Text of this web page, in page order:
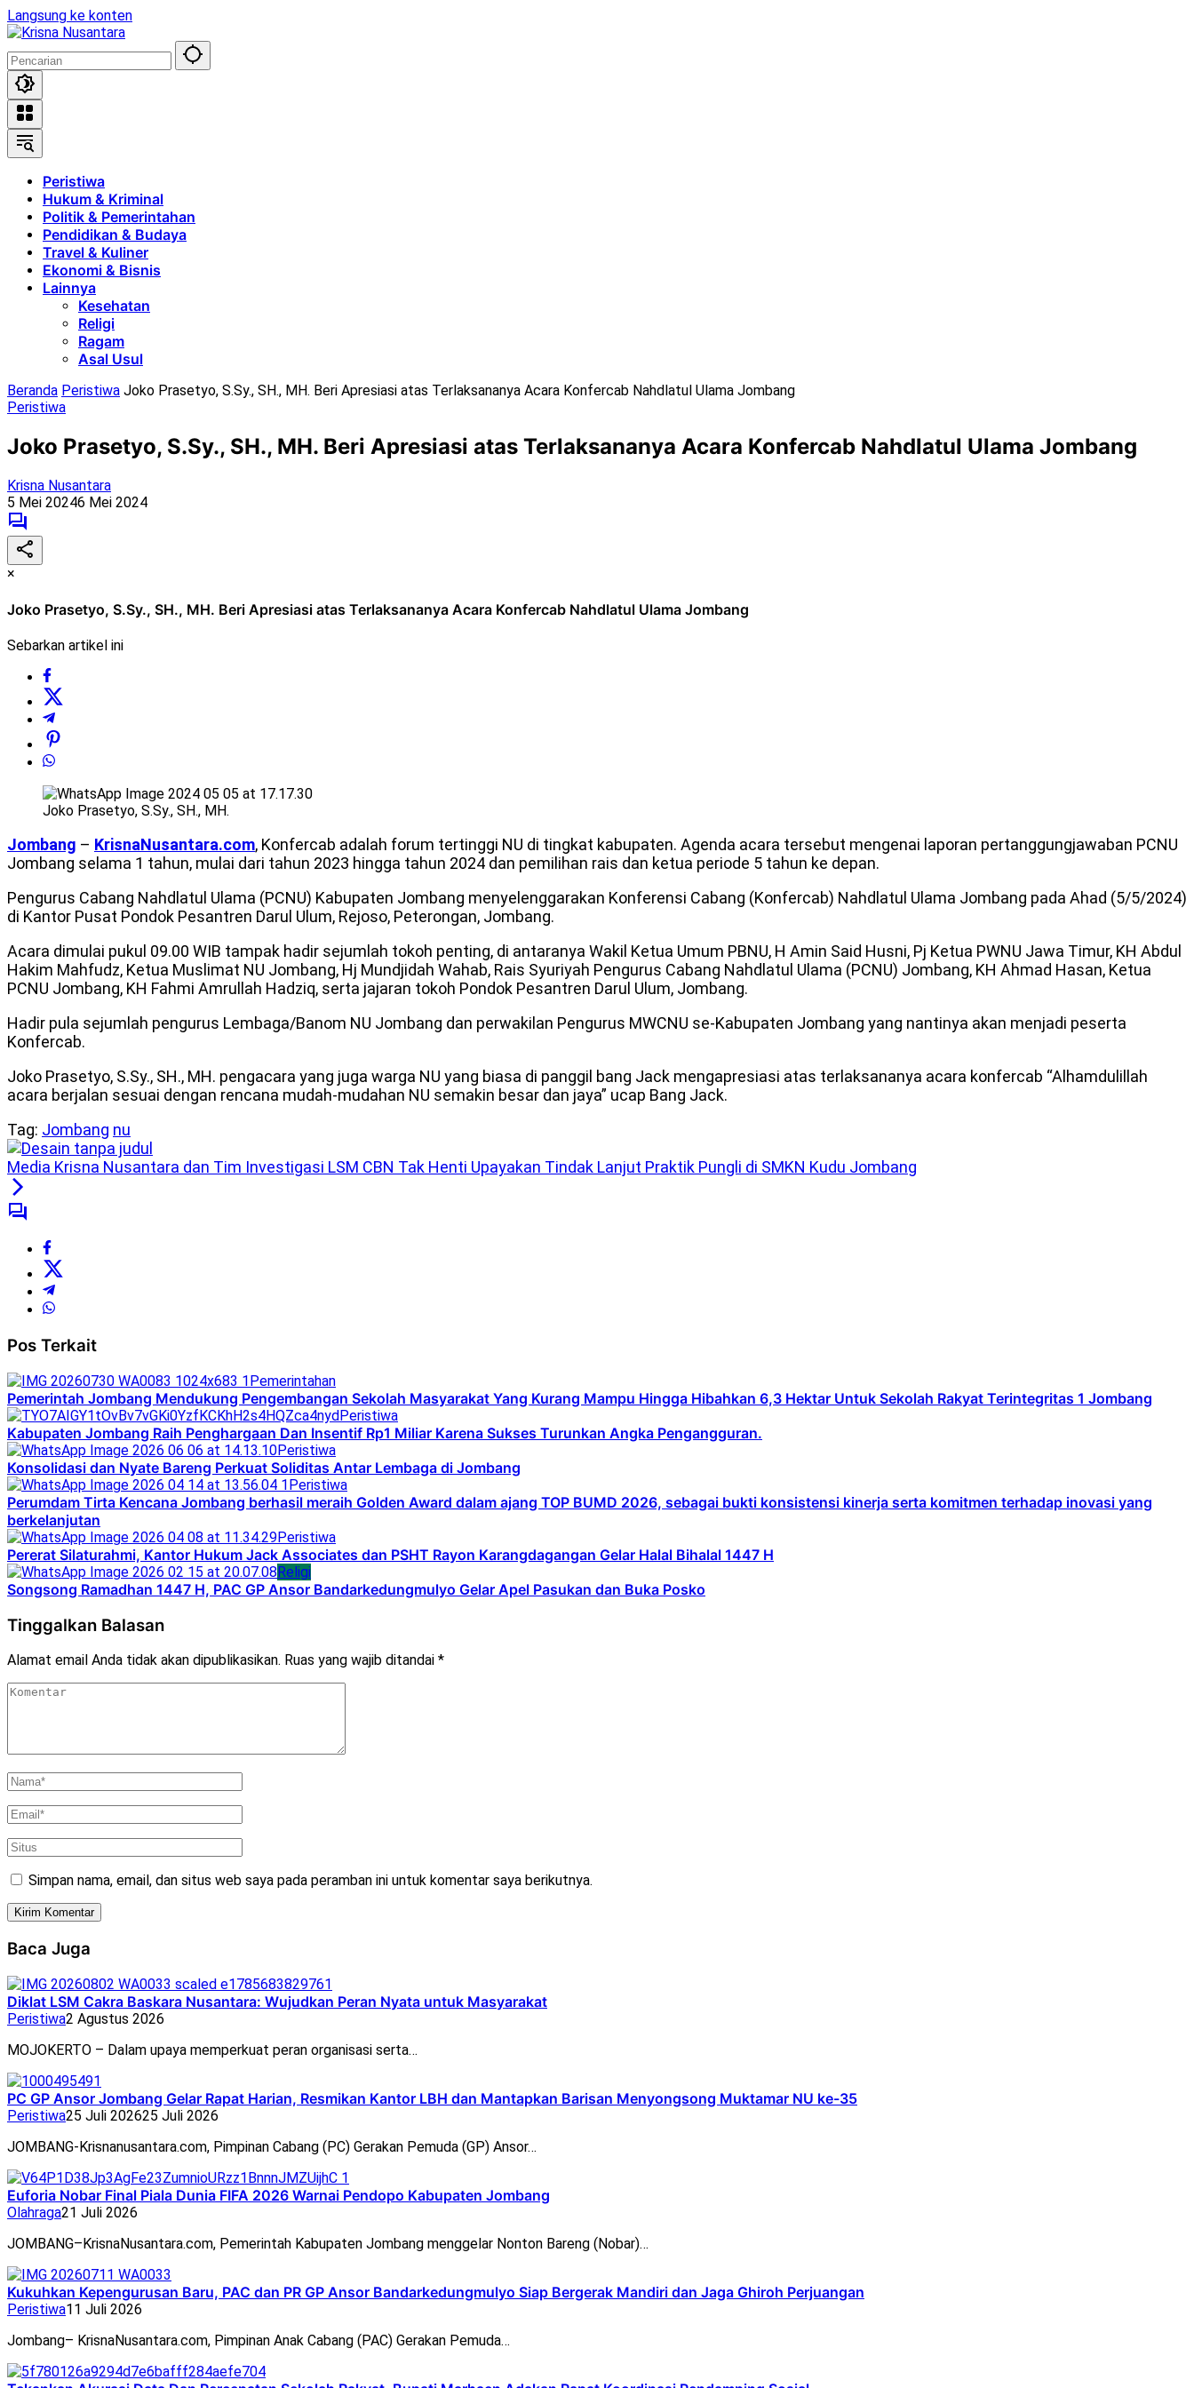
Langsung ke konten
Peristiwa
Hukum & Kriminal
Politik & Pemerintahan
Pendidikan & Budaya
Travel & Kuliner
Ekonomi & Bisnis
Lainnya
Kesehatan
Religi
Ragam
Asal Usul
Beranda Peristiwa Joko Prasetyo, S.Sy., SH., MH. Beri Apresiasi atas Terlaksananya Acara Konfercab Nahdlatul Ulama Jombang
Peristiwa
Joko Prasetyo, S.Sy., SH., MH. Beri Apresiasi atas Terlaksananya Acara Konfercab Nahdlatul Ulama Jombang
Krisna Nusantara
5 Mei 20246 Mei 2024
×
Joko Prasetyo, S.Sy., SH., MH. Beri Apresiasi atas Terlaksananya Acara Konfercab Nahdlatul Ulama Jombang
Sebarkan artikel ini
Joko Prasetyo, S.Sy., SH., MH.
Jombang – KrisnaNusantara.com, Konfercab adalah forum tertinggi NU di tingkat kabupaten. Agenda acara tersebut mengenai laporan pertanggungjawaban PCNU
Jombang selama 1 tahun, mulai dari tahun 2023 hingga tahun 2024 dan pemilihan rais dan ketua periode 5 tahun ke depan.
Pengurus Cabang Nahdlatul Ulama (PCNU) Kabupaten Jombang menyelenggarakan Konferensi Cabang (Konfercab) Nahdlatul Ulama Jombang pada Ahad (5/5/2024)
di Kantor Pusat Pondok Pesantren Darul Ulum, Rejoso, Peterongan, Jombang.
Acara dimulai pukul 09.00 WIB tampak hadir sejumlah tokoh penting, di antaranya Wakil Ketua Umum PBNU, H Amin Said Husni, Pj Ketua PWNU Jawa Timur, KH Abdul
Hakim Mahfudz, Ketua Muslimat NU Jombang, Hj Mundjidah Wahab, Rais Syuriyah Pengurus Cabang Nahdlatul Ulama (PCNU) Jombang, KH Ahmad Hasan, Ketua
PCNU Jombang, KH Fahmi Amrullah Hadziq, serta jajaran tokoh Pondok Pesantren Darul Ulum, Jombang.
Hadir pula sejumlah pengurus Lembaga/Banom NU Jombang dan perwakilan Pengurus MWCNU se-Kabupaten Jombang yang nantinya akan menjadi peserta
Konfercab.
Joko Prasetyo, S.Sy., SH., MH. pengacara yang juga warga NU yang biasa di panggil bang Jack mengapresiasi atas terlaksananya acara konfercab “Alhamdulillah
acara berjalan sesuai dengan rencana mudah-mudahan NU semakin besar dan jaya” ucap Bang Jack.
Tag: Jombang nu
Media Krisna Nusantara dan Tim Investigasi LSM CBN Tak Henti Upayakan Tindak Lanjut Praktik Pungli di SMKN Kudu Jombang
Pos Terkait
Pemerintahan
Pemerintah Jombang Mendukung Pengembangan Sekolah Masyarakat Yang Kurang Mampu Hingga Hibahkan 6,3 Hektar Untuk Sekolah Rakyat Terintegritas 1 Jombang
Peristiwa
Kabupaten Jombang Raih Penghargaan Dan Insentif Rp1 Miliar Karena Sukses Turunkan Angka Pengangguran.
Peristiwa
Konsolidasi dan Nyate Bareng Perkuat Soliditas Antar Lembaga di Jombang
Peristiwa
Perumdam Tirta Kencana Jombang berhasil meraih Golden Award dalam ajang TOP BUMD 2026, sebagai bukti konsistensi kinerja serta komitmen terhadap inovasi yang
berkelanjutan
Peristiwa
Pererat Silaturahmi, Kantor Hukum Jack Associates dan PSHT Rayon Karangdagangan Gelar Halal Bihalal 1447 H
Religi
Songsong Ramadhan 1447 H, PAC GP Ansor Bandarkedungmulyo Gelar Apel Pasukan dan Buka Posko
Tinggalkan Balasan
Alamat email Anda tidak akan dipublikasikan. Ruas yang wajib ditandai *
Simpan nama, email, dan situs web saya pada peramban ini untuk komentar saya berikutnya.
Baca Juga
Diklat LSM Cakra Baskara Nusantara: Wujudkan Peran Nyata untuk Masyarakat
Peristiwa2 Agustus 2026
MOJOKERTO – Dalam upaya memperkuat peran organisasi serta…
PC GP Ansor Jombang Gelar Rapat Harian, Resmikan Kantor LBH dan Mantapkan Barisan Menyongsong Muktamar NU ke-35
Peristiwa25 Juli 202625 Juli 2026
JOMBANG-Krisnanusantara.com, Pimpinan Cabang (PC) Gerakan Pemuda (GP) Ansor…
Euforia Nobar Final Piala Dunia FIFA 2026 Warnai Pendopo Kabupaten Jombang
Olahraga21 Juli 2026
JOMBANG–KrisnaNusantara.com, Pemerintah Kabupaten Jombang menggelar Nonton Bareng (Nobar)…
Kukuhkan Kepengurusan Baru, PAC dan PR GP Ansor Bandarkedungmulyo Siap Bergerak Mandiri dan Jaga Ghiroh Perjuangan
Peristiwa11 Juli 2026
Jombang– KrisnaNusantara.com, Pimpinan Anak Cabang (PAC) Gerakan Pemuda…